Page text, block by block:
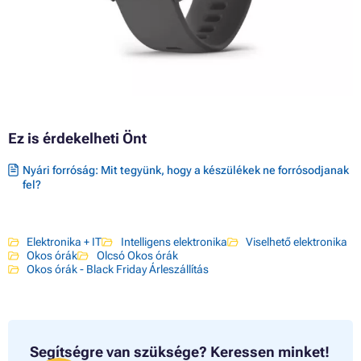
Ez is érdekelheti Önt
Nyári forróság: Mit tegyünk, hogy a készülékek ne forrósodjanak
fel?
Elektronika + IT Intelligens elektronika
Viselhető elektronika
Okos órák
Olcsó Okos órák
Okos órák - Black Friday Árleszállítás
Segítségre van szüksége? Keressen minket!